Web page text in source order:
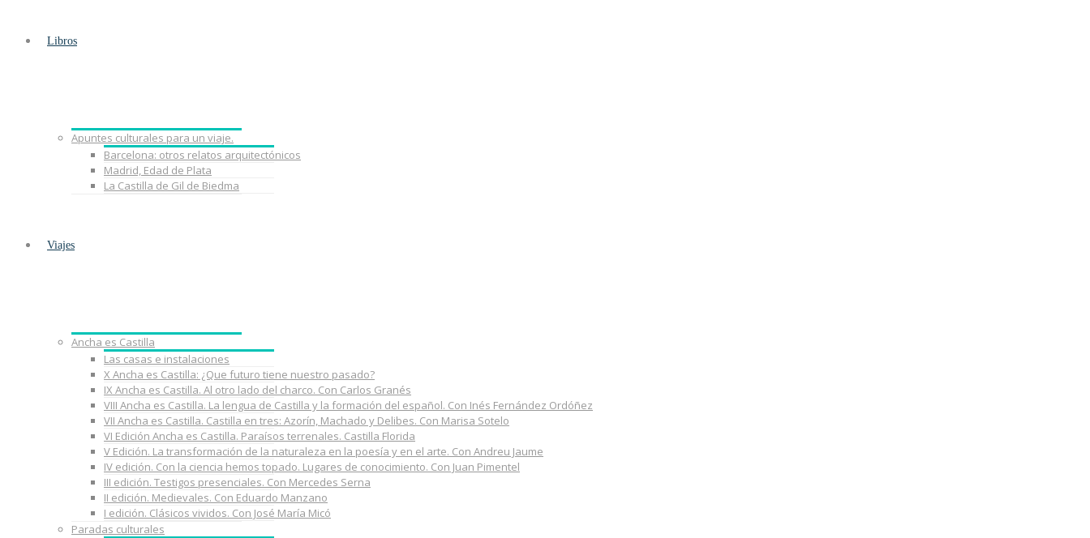
Libros
Apuntes culturales para un viaje.
Barcelona: otros relatos arquitectónicos
Madrid, Edad de Plata
La Castilla de Gil de Biedma
Viajes
Ancha es Castilla
Las casas e instalaciones
X Ancha es Castilla: ¿Que futuro tiene nuestro pasado?
IX Ancha es Castilla. Al otro lado del charco. Con Carlos Granés
VIII Ancha es Castilla. La lengua de Castilla y la formación del español. Con Inés Fernández Ordóñez
VII Ancha es Castilla. Castilla en tres: Azorín, Machado y Delibes. Con Marisa Sotelo
VI Edición Ancha es Castilla. Paraísos terrenales. Castilla Florida
V Edición. La transformación de la naturaleza en la poesía y en el arte. Con Andreu Jaume
IV edición. Con la ciencia hemos topado. Lugares de conocimiento. Con Juan Pimentel
III edición. Testigos presenciales. Con Mercedes Serna
II edición. Medievales. Con Eduardo Manzano
I edición. Clásicos vividos. Con José María Micó
Paradas culturales